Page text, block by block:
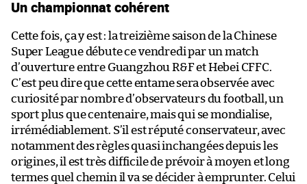
Un championnat cohérent
Cette fois, ça y est : la treizième saison de la Chinese
Super League débute ce vendredi par un match
d’ouverture entre Guangzhou R&F et Hebei CFFC.
C’est peu dire que cette entame sera observée avec
curiosité par nombre d’observateurs du football, un
sport plus que centenaire, mais qui se mondialise,
irrémédiablement. S’il est réputé conservateur, avec
notamment des règles quasi inchangées depuis les
origines, il est très difficile de prévoir à moyen et long
termes quel chemin il va se décider à emprunter. Celui